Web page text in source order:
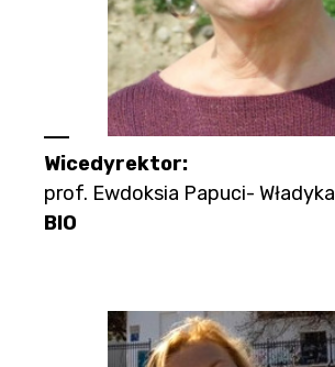
Wicedyrektor:
prof. Ewdoksia Papuci- Władyka
BIO